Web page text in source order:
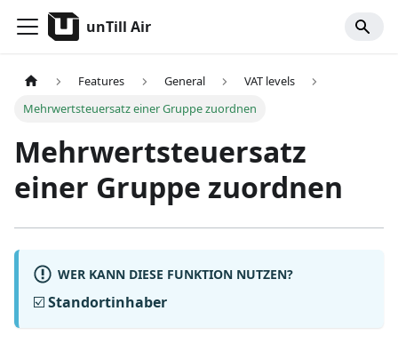
unTill Air
Features General
VAT levels
Mehrwertsteuersatz einer Gruppe zuordnen
Mehrwertsteuersatz
einer Gruppe zuordnen
WER KANN DIESE FUNKTION NUTZEN?
☑️Standortinhaber